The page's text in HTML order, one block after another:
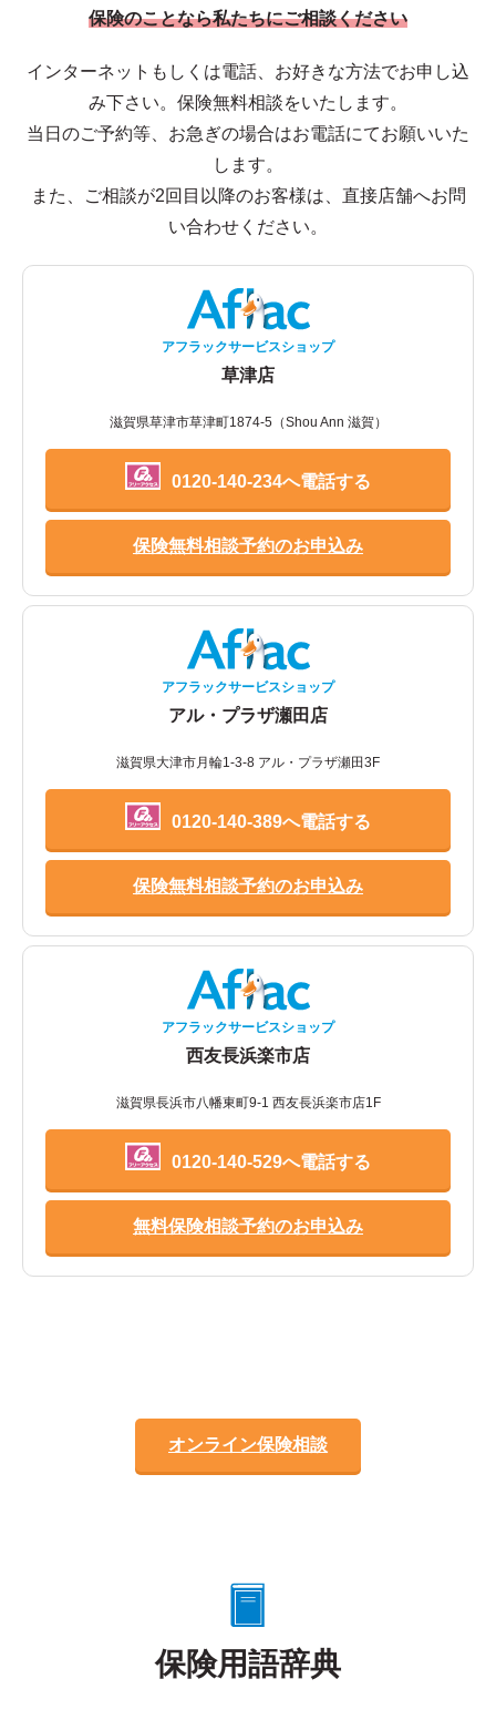
保険のことなら私たちにご相談ください
インターネットもしくは電話、お好きな方法でお申し込
み下さい。保険無料相談をいたします。
当日のご予約等、お急ぎの場合はお電話にてお願いいた
します。
また、ご相談が2回目以降のお客様は、直接店舗へお問
い合わせください。
アフラックサービスショップ
草津店
滋賀県草津市草津町1874-5（Shou Ann 滋賀）
0120-140-234へ電話する
保険無料相談予約のお申込み
アフラックサービスショップ
アル・プラザ瀬田店
滋賀県大津市月輪1-3-8 アル・プラザ瀬田3F
0120-140-389へ電話する
保険無料相談予約のお申込み
アフラックサービスショップ
西友長浜楽市店
滋賀県長浜市八幡東町9-1 西友長浜楽市店1F
0120-140-529へ電話する
無料保険相談予約のお申込み
オンライン保険相談
保険用語辞典